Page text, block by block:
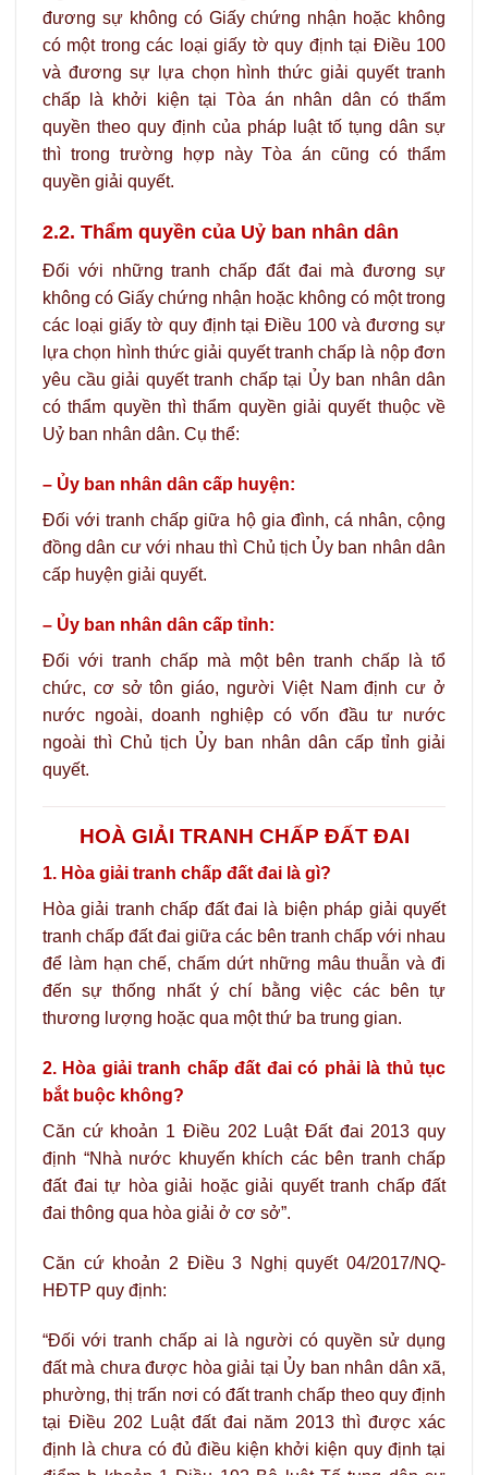
đương sự không có Giấy chứng nhận hoặc không
có một trong các loại giấy tờ quy định tại Điều 100
và đương sự lựa chọn hình thức giải quyết tranh
chấp là khởi kiện tại Tòa án nhân dân có thẩm
quyền theo quy định của pháp luật tố tụng dân sự
thì trong trường hợp này Tòa án cũng có thẩm
quyền giải quyết.
2.2. Thẩm quyền của Uỷ ban nhân dân
Đối với những tranh chấp đất đai mà đương sự
không có Giấy chứng nhận hoặc không có một trong
các loại giấy tờ quy định tại Điều 100 và đương sự
lựa chọn hình thức giải quyết tranh chấp là nộp đơn
yêu cầu giải quyết tranh chấp tại Ủy ban nhân dân
có thẩm quyền thì thẩm quyền giải quyết thuộc về
Uỷ ban nhân dân. Cụ thể:
– Ủy ban nhân dân cấp huyện:
Đối với tranh chấp giữa hộ gia đình, cá nhân, cộng
đồng dân cư với nhau thì Chủ tịch Ủy ban nhân dân
cấp huyện giải quyết.
– Ủy ban nhân dân cấp tỉnh:
Đối với tranh chấp mà một bên tranh chấp là tổ
chức, cơ sở tôn giáo, người Việt Nam định cư ở
nước ngoài, doanh nghiệp có vốn đầu tư nước
ngoài thì Chủ tịch Ủy ban nhân dân cấp tỉnh giải
quyết.
HOÀ GIẢI TRANH CHẤP ĐẤT ĐAI
1. Hòa giải tranh chấp đất đai là gì?
Hòa giải tranh chấp đất đai là biện pháp giải quyết
tranh chấp đất đai giữa các bên tranh chấp với nhau
để làm hạn chế, chấm dứt những mâu thuẫn và đi
đến sự thống nhất ý chí bằng việc các bên tự
thương lượng hoặc qua một thứ ba trung gian.
2. Hòa giải tranh chấp đất đai có phải là thủ tục
bắt buộc không?
Căn cứ khoản 1 Điều 202 Luật Đất đai 2013 quy
định “Nhà nước khuyến khích các bên tranh chấp
đất đai tự hòa giải hoặc giải quyết tranh chấp đất
đai thông qua hòa giải ở cơ sở”.
Căn cứ khoản 2 Điều 3 Nghị quyết 04/2017/NQ-
HĐTP quy định:
“Đối với tranh chấp ai là người có quyền sử dụng
đất mà chưa được hòa giải tại Ủy ban nhân dân xã,
phường, thị trấn nơi có đất tranh chấp theo quy định
tại Điều 202 Luật đất đai năm 2013 thì được xác
định là chưa có đủ điều kiện khởi kiện quy định tại